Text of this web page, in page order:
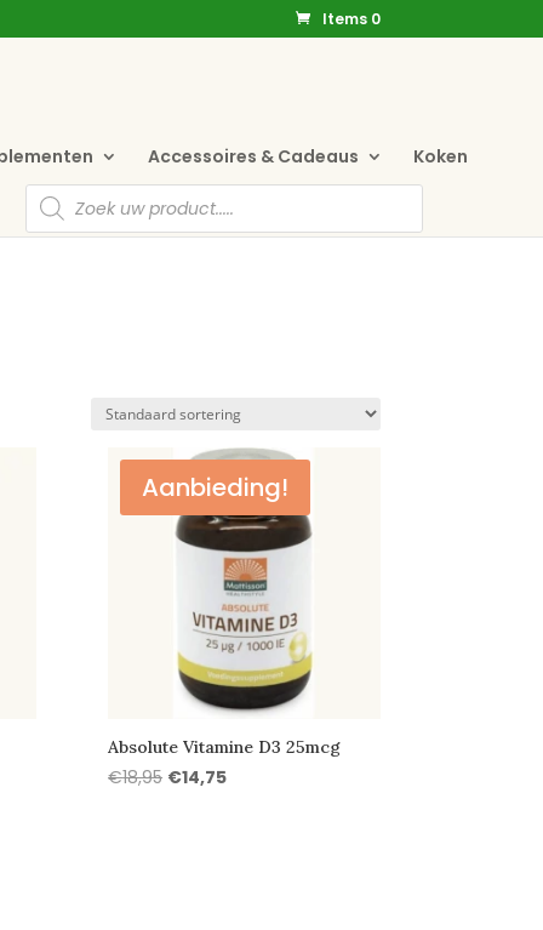
Items 0
Accessoires & Cadeaus
Koken
Producten
zoeken
Aanbieding!
Absolute Vitamine D3 25mcg
€18,95 Oorspronkelijke
€14,75Huidige